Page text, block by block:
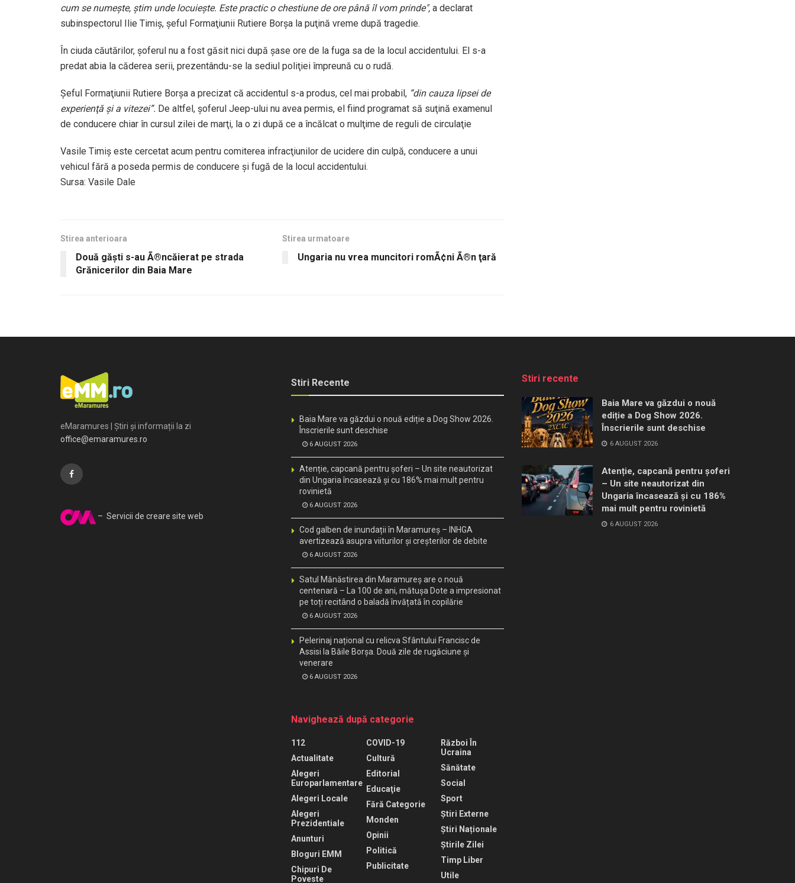
cum se numeşte, ştim unde locuieşte. Este practic o chestiune de ore până îl vom prinde", a declarat
subinspectorul Ilie Timiş, şeful Formaţiunii Rutiere Borşa la puţină vreme după tragedie.
În ciuda căutărilor, şoferul nu a fost găsit nici după şase ore de la fuga sa de la locul accidentului. El s-a
predat abia la căderea serii, prezentându-se la sediul poliţiei împreună cu o rudă.
Şeful Formaţiunii Rutiere Borşa a precizat că accidentul s-a produs, cel mai probabil, ”din cauza lipsei de
experienţă şi a vitezei”. De altfel, şoferul Jeep-ului nu avea permis, el fiind programat să suţină examenul
de conducere chiar în cursul zilei de marţi, la o zi după ce a încălcat o mulţime de reguli de circulaţie
Vasile Timiş este cercetat acum pentru comiterea infracţiunilor de ucidere din culpă, conducere a unui
vehicul fără a poseda permis de conducere şi fugă de la locul accidentului.
Sursa: Vasile Dale
Stirea anterioara
Două găşti s-au Ã®ncăierat pe strada
Grănicerilor din Baia Mare
Stirea urmatoare
Ungaria nu vrea muncitori romÃ¢ni Ã®n ţară
eMaramures | Știri și informații la zi
office@emaramures.ro
– Servicii de creare site web
Stiri Recente
Baia Mare va găzdui o nouă ediție a Dog Show 2026.
Înscrierile sunt deschise
6 AUGUST 2026
Atenție, capcană pentru șoferi – Un site neautorizat
din Ungaria încasează și cu 186% mai mult pentru
rovinietă
6 AUGUST 2026
Cod galben de inundații în Maramureș – INHGA
avertizează asupra viiturilor și creșterilor de debite
6 AUGUST 2026
Satul Mănăstirea din Maramureș are o nouă
centenară – La 100 de ani, mătușa Dote a impresionat
pe toți recitând o baladă învățată în copilărie
6 AUGUST 2026
Pelerinaj național cu relicva Sfântului Francisc de
Assisi la Băile Borșa. Două zile de rugăciune și
venerare
6 AUGUST 2026
Navighează după categorie
112
Actualitate
Alegeri
Europarlamentare
Alegeri Locale
Alegeri
Prezidentiale
Anunturi
Bloguri EMM
Chipuri De
Poveste
COVID-19
Cultură
Editorial
Educaţie
Fără Categorie
Monden
Opinii
Politică
Publicitate
Război În
Ucraina
Sănătate
Social
Sport
Știri Externe
Știri Naționale
Știrile Zilei
Timp Liber
Utile
Stiri recente
Baia Mare va găzdui o nouă
ediție a Dog Show 2026.
Înscrierile sunt deschise
6 AUGUST 2026
Atenție, capcană pentru șoferi
– Un site neautorizat din
Ungaria încasează și cu 186%
mai mult pentru rovinietă
6 AUGUST 2026